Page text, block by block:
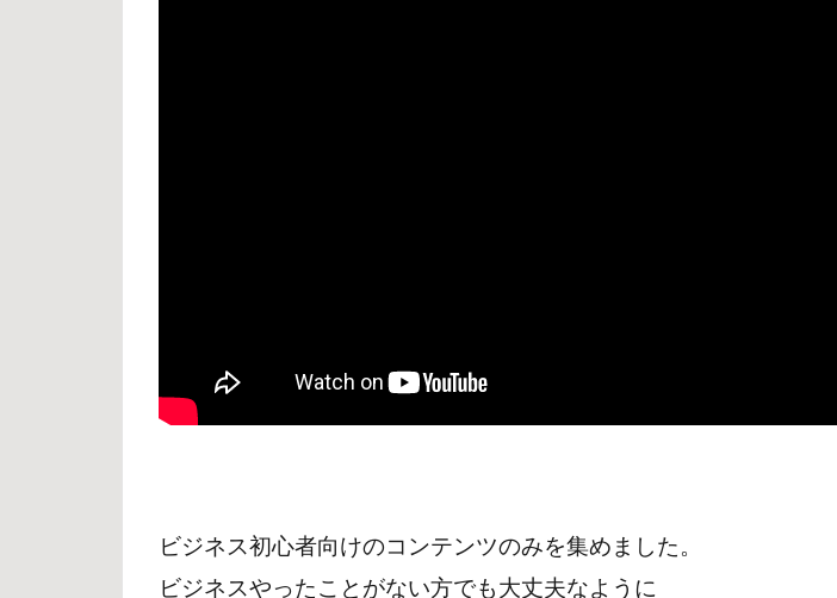
や
び
を
ビジネス初心者向けのコンテンツのみを集めました。
ビジネスやったことがない方でも大丈夫なように